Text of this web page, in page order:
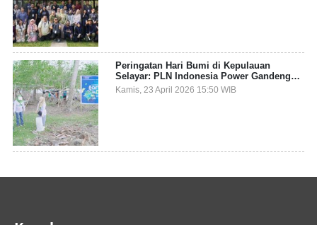
Peringatan Hari Bumi di Kepulauan
Selayar: PLN Indonesia Power Gandeng
Pemda dan Komunitas, Giatkan Restorasi
Mangrove
Kamis, 23 April 2026 15:50 WIB